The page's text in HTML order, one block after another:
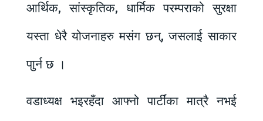
आर्थिक, सांस्कृतिक, धार्मिक परम्पराको सुरक्षा
यस्ता धेरै योजनाहरु मसंग छन्, जसलाई साकार
पाुर्न छ ।
वडाध्यक्ष भइरहँदा आफ्नो पार्टींका मात्रै नभई